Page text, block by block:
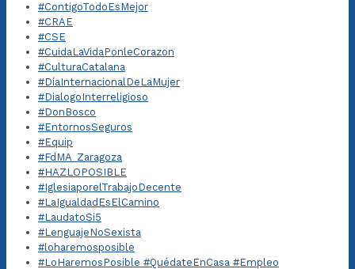
#ContigoTodoEsMejor
#CRAE
#CSE
#CuidaLaVidaPonleCorazon
#CulturaCatalana
#DíaInternacionalDeLaMujer
#DialogoInterreligioso
#DonBosco
#EntornosSeguros
#Equip
#FdMA_Zaragoza
#HAZLOPOSIBLE
#IglesiaporelTrabajoDecente
#LaIgualdadEsElCamino
#LaudatoSi5
#LenguajeNoSexista
#loharemosposible
#LoHaremosPosible #QuédateEnCasa #Empleo